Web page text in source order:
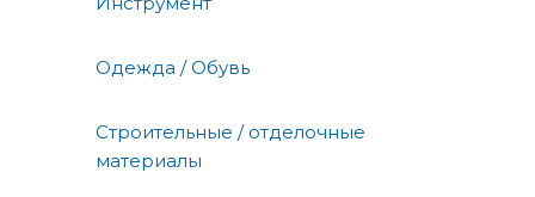
Одежда / Обувь
Строительные / отделочные
материалы